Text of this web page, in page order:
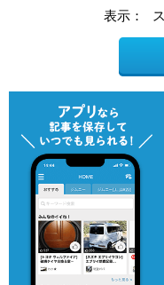
表示：